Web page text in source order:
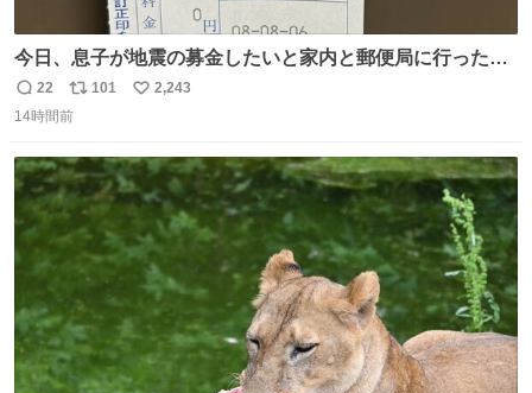
今日、息子が地震の募金したいと家内と郵便局に行ったみ
たいです。おもちゃとか買う選択肢もあったと思うけど、
自分で貯めてた2万円を役に立てて欲しい、みんなも元気
かできたらなぁと思いました。
返
信
22
リ
ポ
ト
数
101
い
数
2,243
14時間前